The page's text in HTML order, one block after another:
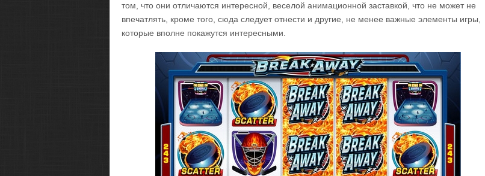
том, что они отличаются интересной, веселой анимационной заставкой, что не может не
впечатлять, кроме того, сюда следует отнести и другие, не менее важные элементы игры,
которые вполне покажутся интересными.